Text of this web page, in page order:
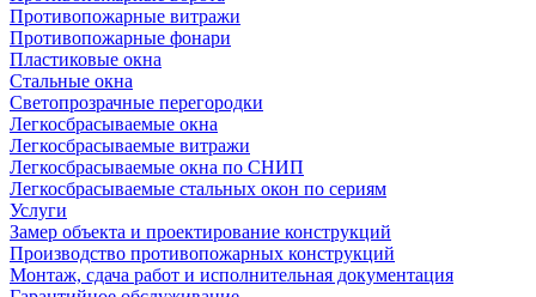
Противопожарные витражи
Противопожарные фонари
Пластиковые окна
Стальные окна
Светопрозрачные перегородки
Легкосбрасываемые окна
Легкосбрасываемые витражи
Легкосбрасываемые окна по СНИП
Легкосбрасываемые стальных окон по сериям
Услуги
Замер объекта и проектирование конструкций
Производство противопожарных конструкций
Монтаж, сдача работ и исполнительная документация